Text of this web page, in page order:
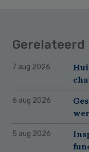
Gerelateerd
7 aug 2026
6 aug 2026
5 aug 2026